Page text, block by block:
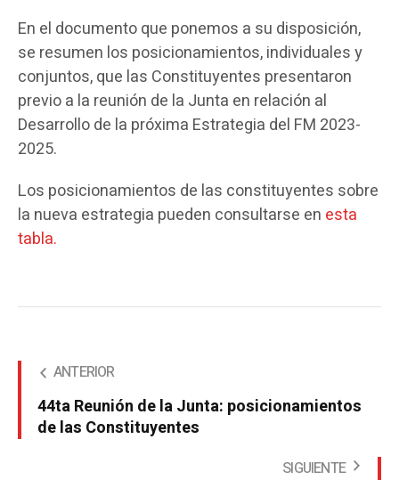
En el documento que ponemos a su disposición,
se resumen los posicionamientos, individuales y
conjuntos, que las Constituyentes presentaron
previo a la reunión de la Junta en relación al
Desarrollo de la próxima Estrategia del FM 2023-
2025.
Los posicionamientos de las constituyentes sobre
la nueva estrategia pueden consultarse en esta
tabla.
ANTERIOR
44ta Reunión de la Junta: posicionamientos
de las Constituyentes
SIGUIENTE